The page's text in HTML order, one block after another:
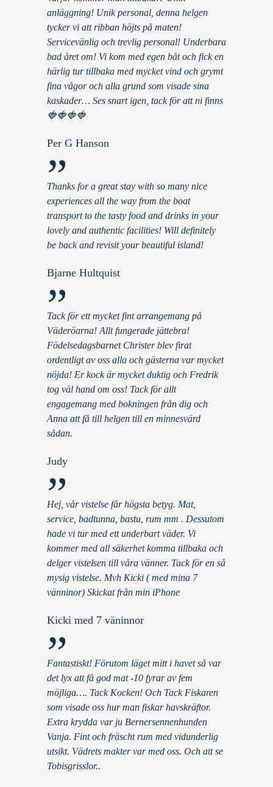
anläggning! Unik personal, denna helgen
tycker vi att ribban höjts på maten!
Servicevänlig och trevlig personal! Underbara
bad året om! Vi kom med egen båt och fick en
härlig tur tillbaka med mycket vind och grymt
fina vågor och alla grund som visade sina
kaskader… Ses snart igen, tack för att ni finns
🍓🍓🍓🍓
Per G Hanson
”
Thanks for a great stay with so many nice
experiences all the way from the boat
transport to the tasty food and drinks in your
lovely and authentic facilities! Will definitely
be back and revisit your beautiful island!
Bjarne Hultquist
”
Tack för ett mycket fint arrangemang på
Väderöarna! Allt fungerade jättebra!
Födelsedagsbarnet Christer blev firat
ordentligt av oss alla och gästerna var mycket
nöjda! Er kock är mycket duktig och Fredrik
tog väl hand om oss! Tack för allt
engagemang med bokningen från dig och
Anna att få till helgen till en minnesvärd
sådan.
Judy
”
Hej, vår vistelse får högsta betyg. Mat,
service, badtunna, bastu, rum mm . Dessutom
hade vi tur med ett underbart väder. Vi
kommer med all säkerhet komma tillbaka och
delger vistelsen till våra vänner. Tack för en så
mysig vistelse. Mvh Kicki ( med mina 7
vänninor) Skickat från min iPhone
Kicki med 7 väninnor
”
Fantastiskt! Förutom läget mitt i havet så var
det lyx att få god mat -10 fyrar av fem
möjliga…. Tack Kocken! Och Tack Fiskaren
som visade oss hur man fiskar havskräftor.
Extra krydda var ju Bernersennenhunden
Vanja. Fint och fräscht rum med vidunderlig
utsikt. Vädrets makter var med oss. Och att se
Tobisgrisslor..